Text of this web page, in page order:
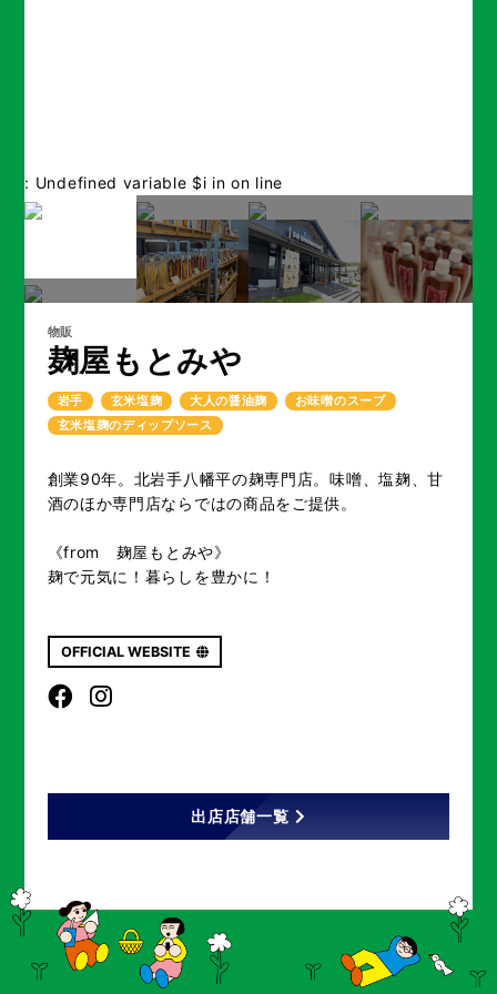
: Undefined variable $i inon line
物販
麹屋もとみや
岩手 玄米塩麹 大人の醤油麹
お味噌のスープ
玄米塩麹のディップソース
創業90年。北岩手八幡平の麹専門店。味噌、塩麹、甘
酒のほか専門店ならではの商品をご提供。
《from 麹屋もとみや》
麹で元気に！暮らしを豊かに！
OFFICIAL WEBSITE
出店店舗一覧